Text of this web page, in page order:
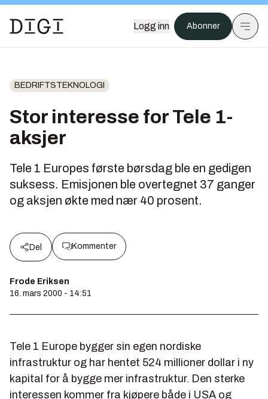
Logg inn Abonner
BEDRIFTSTEKNOLOGI
Stor interesse for Tele 1-
aksjer
Tele 1 Europes første børsdag ble en gedigen
suksess. Emisjonen ble overtegnet 37 ganger
og aksjen økte med nær 40 prosent.
Del Kommenter
Frode Eriksen
16. mars 2000 - 14:51
Tele 1 Europe bygger sin egen nordiske
infrastruktur og har hentet 524 millioner dollar i ny
kapital for å bygge mer infrastruktur. Den sterke
interessen kommer fra kjøpere både i USA og